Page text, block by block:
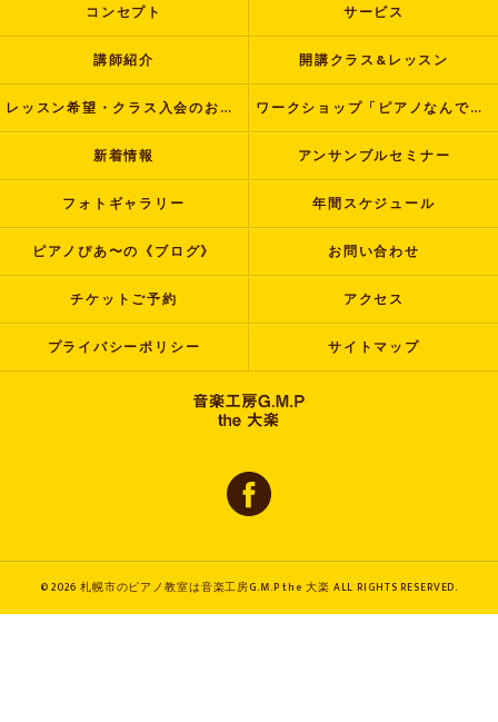
コンセプト サービス
講師紹介 開講クラス&レッスン
レッスン希望・クラス入会のお申し込み ワークショップ「ピアノなんでも塾」
新着情報 アンサンブルセミナー
フォトギャラリー 年間スケジュール
ピアノぴあ〜の《ブログ》 お問い合わせ
チケットご予約 アクセス
プライバシーポリシー サイトマップ
© 2026 札幌市のピアノ教室は音楽工房G.M.P the 大楽 ALL RIGHTS RESERVED.